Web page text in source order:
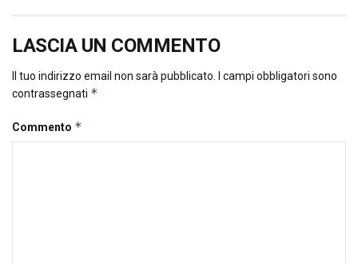
LASCIA UN COMMENTO
Il tuo indirizzo email non sarà pubblicato.
I campi obbligatori sono
contrassegnati *
Commento *